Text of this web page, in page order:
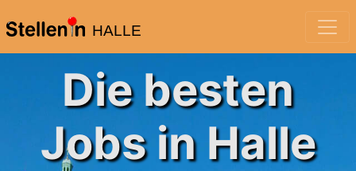
HALLE
Die besten
Jobs in Halle